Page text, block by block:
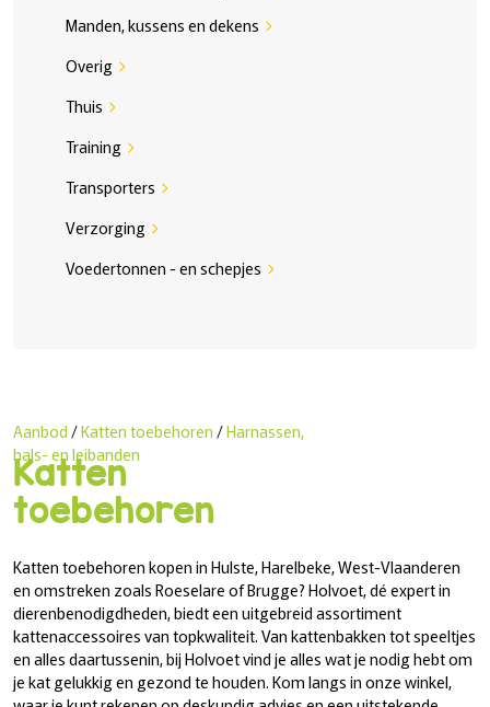
Manden, kussens en dekens chevron_right
Overig chevron_right
Thuis chevron_right
Training chevron_right
Transporters chevron_right
Verzorging chevron_right
Voedertonnen - en schepjes chevron_right
Katten
toebehoren
Aanbod/Katten toebehoren/Harnassen,
hals- en leibanden
Katten toebehoren kopen in Hulste, Harelbeke, West-Vlaanderen
en omstreken zoals Roeselare of Brugge? Holvoet, dé expert in
dierenbenodigdheden, biedt een uitgebreid assortiment
kattenaccessoires van topkwaliteit. Van kattenbakken tot speeltjes
en alles daartussenin, bij Holvoet vind je alles wat je nodig hebt om
je kat gelukkig en gezond te houden. Kom langs in onze winkel,